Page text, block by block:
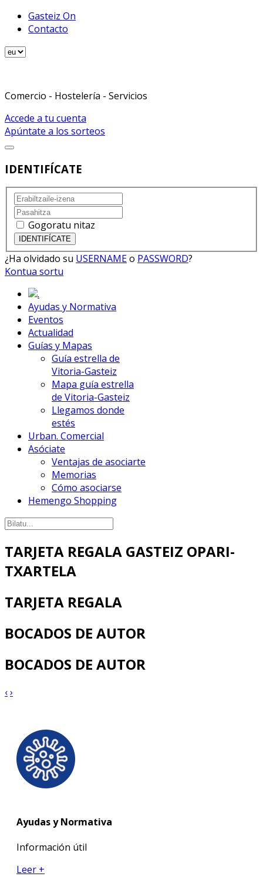
Gasteiz On
Contacto
Comercio - Hostelería - Servicios
Accede a tu cuenta
Apúntate a los sorteos
IDENTIFÍCATE
Gogoratu nitaz
¿Ha olvidado su USERNAMEo PASSWORD?
Kontua sortu
.
Ayudas y Normativa
Eventos
Actualidad
Guías y Mapas
Guía estrella de
Vitoria-Gasteiz
Mapa guía estrella
de Vitoria-Gasteiz
Llegamos donde
estés
Urban. Comercial
Asóciate
Ventajas de asociarte
Memorias
Cómo asociarse
Hemengo Shopping
TARJETA REGALA GASTEIZ OPARI-
TXARTELA
TARJETA REGALA
BOCADOS DE AUTOR
BOCADOS DE AUTOR
‹›
Ayudas y Normativa
Información útil
Leer +